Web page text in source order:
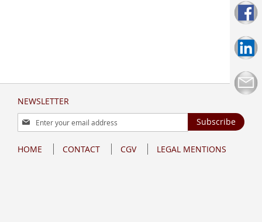
NEWSLETTER
Sign
Up
Our
Subscribe
HOME CONTACT CGV LEGAL MENTIONS